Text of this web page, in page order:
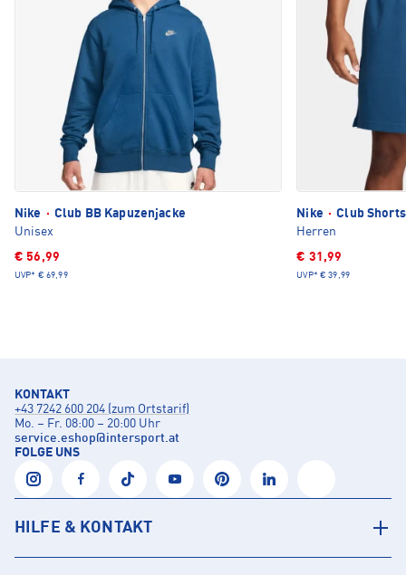
Nike · Club BB Kapuzenjacke
Unisex
€ 56,99
UVP* € 69,99
Nike · Club Shorts
Herren
€ 31,99
UVP* € 39,99
KONTAKT
+43 7242 600 204 (zum Ortstarif)
Mo. – Fr. 08:00 – 20:00 Uhr
service.eshop@intersport.at
FOLGE UNS
HILFE & KONTAKT